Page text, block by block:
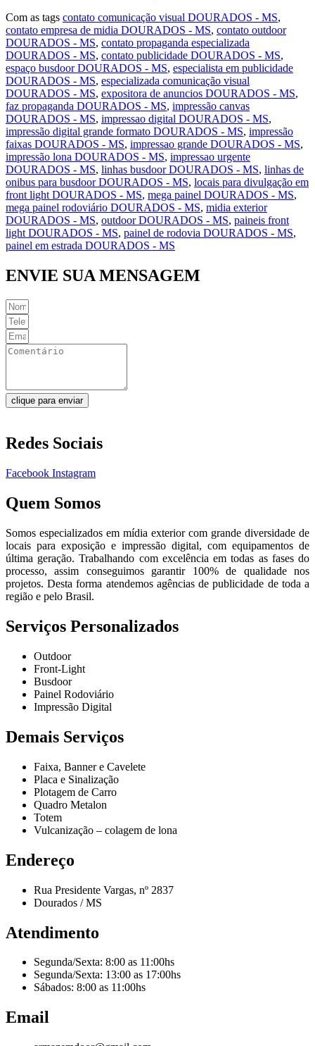
Com as tags contato comunicação visual DOURADOS - MS,
contato empresa de midia DOURADOS - MS, contato outdoor
DOURADOS - MS, contato propaganda especializada
DOURADOS - MS, contato publicidade DOURADOS - MS,
espaço busdoor DOURADOS - MS, especialista em publicidade
DOURADOS - MS, especializada comunicação visual
DOURADOS - MS, expositora de anuncios DOURADOS - MS,
faz propaganda DOURADOS - MS, impressão canvas
DOURADOS - MS, impressao digital DOURADOS - MS,
impressão digital grande formato DOURADOS - MS, impressão
faixas DOURADOS - MS, impressao grande DOURADOS - MS,
impressão lona DOURADOS - MS, impressao urgente
DOURADOS - MS, linhas busdoor DOURADOS - MS, linhas de
onibus para busdoor DOURADOS - MS, locais para divulgação em
front light DOURADOS - MS, mega painel DOURADOS - MS,
mega painel rodoviário DOURADOS - MS, midia exterior
DOURADOS - MS, outdoor DOURADOS - MS, paineis front
light DOURADOS - MS, painel de rodovia DOURADOS - MS,
painel em estrada DOURADOS - MS
ENVIE SUA MENSAGEM
clique para enviar
Redes Sociais
Facebook Instagram
Quem Somos
Somos especializados em mídia exterior com grande diversidade de
locais para exposição e impressão digital, com equipamentos de
última geração. Trabalhando com excelência em todas as fases do
processo, assim conseguimos garantir 100% de qualidade nos
projetos. Desta forma atendemos agências de publicidade de toda a
região e pelo Brasil.
Serviços Personalizados
Outdoor
Front-Light
Busdoor
Painel Rodoviário
Impressão Digital
Demais Serviços
Faixa, Banner e Cavelete
Placa e Sinalização
Plotagem de Carro
Quadro Metalon
Totem
Vulcanização – colagem de lona
Endereço
Rua Presidente Vargas, nº 2837
Dourados / MS
Atendimento
Segunda/Sexta: 8:00 as 11:00hs
Segunda/Sexta: 13:00 as 17:00hs
Sábados: 8:00 as 11:00hs
Email